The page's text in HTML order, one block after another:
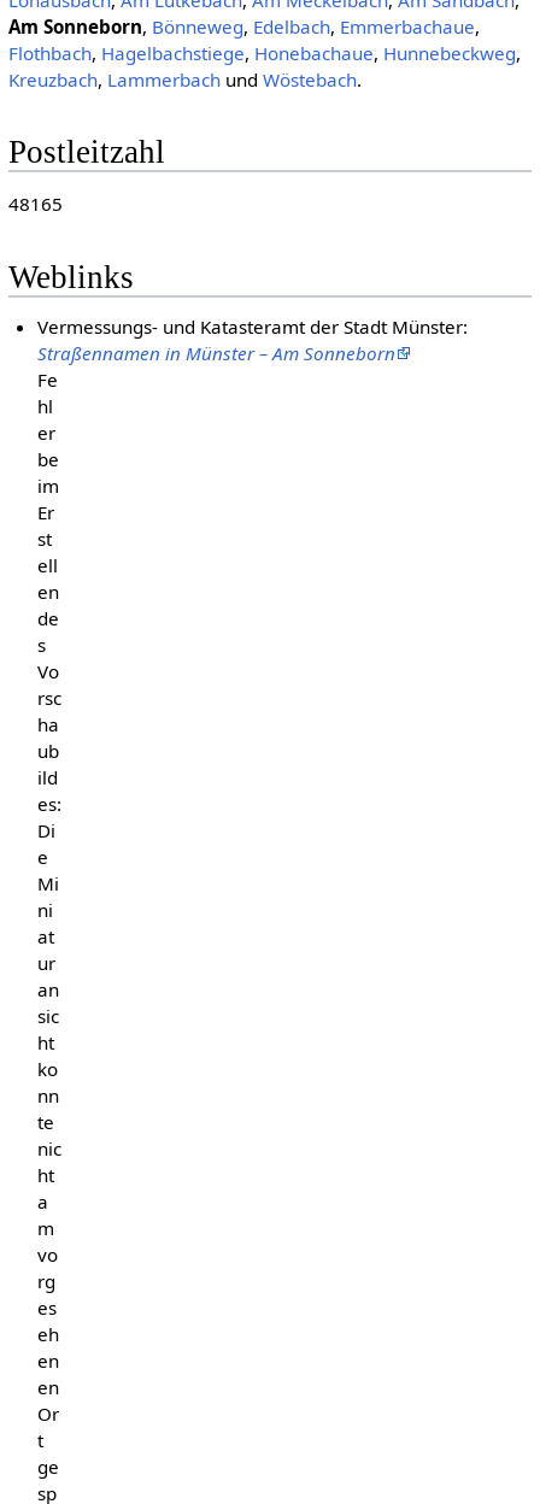
Am Sonneborn, Bönneweg, Edelbach, Emmerbachaue,
Flothbach, Hagelbachstiege, Honebachaue, Hunnebeckweg,
Kreuzbach, Lammerbachund Wöstebach.
Postleitzahl
48165
Weblinks
Vermessungs- und Katasteramt der Stadt Münster:
Straßennamen in Münster – Am Sonneborn
Fe
hl
er
be
im
Er
st
ell
en
de
s
Vo
rsc
ha
ub
ild
es:
Di
e
Mi
ni
at
ur
an
sic
ht
ko
nn
te
nic
ht
a
m
vo
rg
es
eh
en
en
Or
t
ge
sp